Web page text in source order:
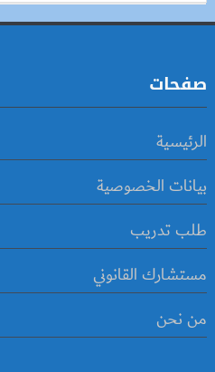
صفحات
الرئيسية
بيانات الخصوصية
طلب تدريب
مستشارك القانوني
من نحن